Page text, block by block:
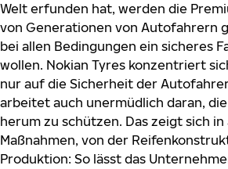
Welt erfunden hat, werden die
von Generationen von Autofahrern
bei allen Bedingungen ein sicheres
wollen. Nokian Tyres konzentriert
nur auf die Sicherheit der
arbeitet auch unermüdlich daran,
herum zu schützen. Das zeigt sich in
Maßnahmen, von der
Produktion: So lässt das